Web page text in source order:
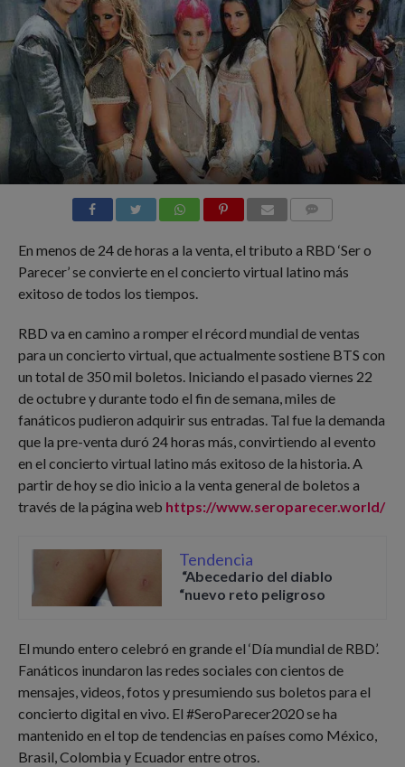
En menos de 24 de horas a la venta, el tributo a RBD ‘Ser o
Parecer’ se convierte en el concierto virtual latino más
exitoso de todos los tiempos.
RBD va en camino a romper el récord mundial de ventas
para un concierto virtual, que actualmente sostiene BTS con
un total de 350 mil boletos. Iniciando el pasado viernes 22
de octubre y durante todo el fin de semana, miles de
fanáticos pudieron adquirir sus entradas. Tal fue la demanda
que la pre-venta duró 24 horas más, convirtiendo al evento
en el concierto virtual latino más exitoso de la historia. A
partir de hoy se dio inicio a la venta general de boletos a
través de la página web https://www.seroparecer.world/
Tendencia
“Abecedario del diablo
“nuevo reto peligroso
El mundo entero celebró en grande el ‘Día mundial de RBD’.
Fanáticos inundaron las redes sociales con cientos de
mensajes, videos, fotos y presumiendo sus boletos para el
concierto digital en vivo. El #SeroParecer2020 se ha
mantenido en el top de tendencias en países como México,
Brasil, Colombia y Ecuador entre otros.